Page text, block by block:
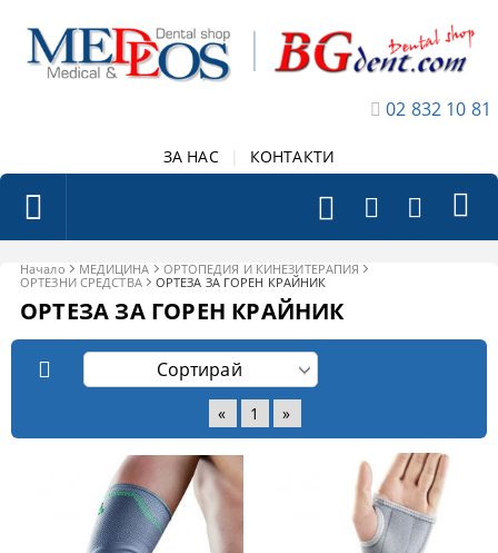
02 832 10 81
ЗА НАС КОНТАКТИ
Начало МЕДИЦИНА
ОРТОПЕДИЯ И КИНЕЗИТЕРАПИЯ
ОРТЕЗНИ СРЕДСТВА
ОРТЕЗА ЗА ГОРЕН КРАЙНИК
ОРТЕЗА ЗА ГОРЕН КРАЙНИК
« 1 »